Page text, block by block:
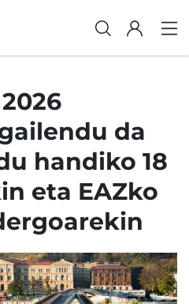
da
handiko 18
eta EAZko